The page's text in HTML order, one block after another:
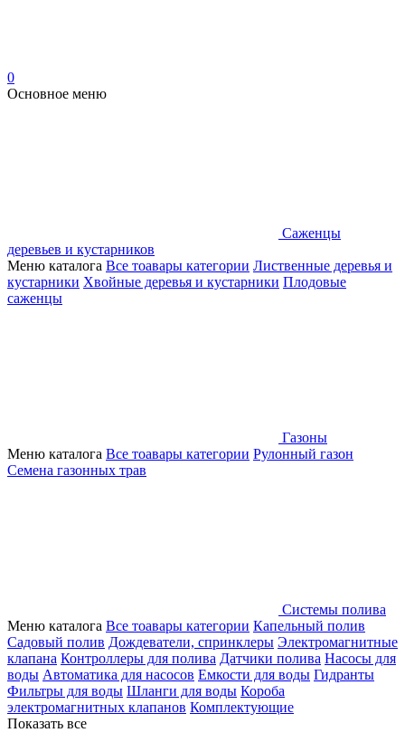
0
Основное меню
Саженцы
деревьев и кустарников
Меню каталога Все тоавары категории Лиственные деревья и
кустарники Хвойные деревья и кустарники Плодовые
саженцы
Газоны
Меню каталога Все тоавары категории Рулонный газон
Семена газонных трав
Системы полива
Меню каталога Все тоавары категории Капельный полив
Садовый полив Дождеватели, спринклеры Электромагнитные
клапана Контроллеры для полива Датчики полива Насосы для
воды Автоматика для насосов Емкости для воды Гидранты
Фильтры для воды Шланги для воды Короба
электромагнитных клапанов Комплектующие
Показать все